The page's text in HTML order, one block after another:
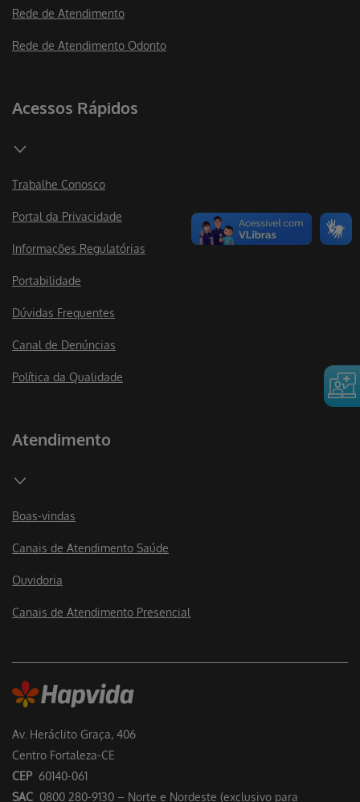
Av. Heráclito Graça, 406
Centro Fortaleza-CE
CEP 60140-061
SAC 0800 280-9130 – Norte e Nordeste (exclusivo para
Rede de Atendimento
Rede de Atendimento Odonto
Acessos Rápidos
Trabalhe Conosco
Portal da Privacidade
Informações Regulatórias
Portabilidade
Dúvidas Frequentes
Canal de Denúncias
Política da Qualidade
Atendimento
Boas-vindas
Canais de Atendimento Saúde
Ouvidoria
Canais de Atendimento Presencial